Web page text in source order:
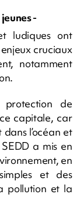
-
ludiques ont
cruciaux
notamment
de
capitale, car
l’océan et
a mis en
en
et des
pollution et la